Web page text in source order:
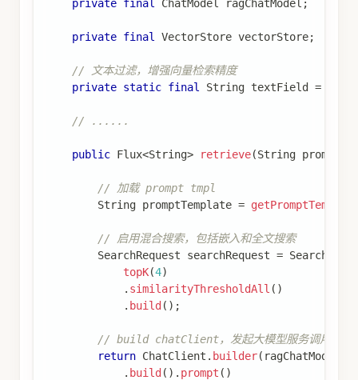
private final ChatModel ragChatModel ;
private final VectorStore vectorStore;
// 文本过滤，增强向量检索精度
private static final String textField =
// ......
public Flux<String> retrieve(String prompt
// 加载 prompt tmpl
String promptTemplate =
// 启用混合搜索，包括嵌入和全文搜索
SearchRequest searchRequest =
topK(4)
. similarityThresholdAll ( )
. build ( ) ;
// build chatClient，发起大模型服务调用。
return ChatClient . builder( ragChatModel
. build ( ) . prompt ( )